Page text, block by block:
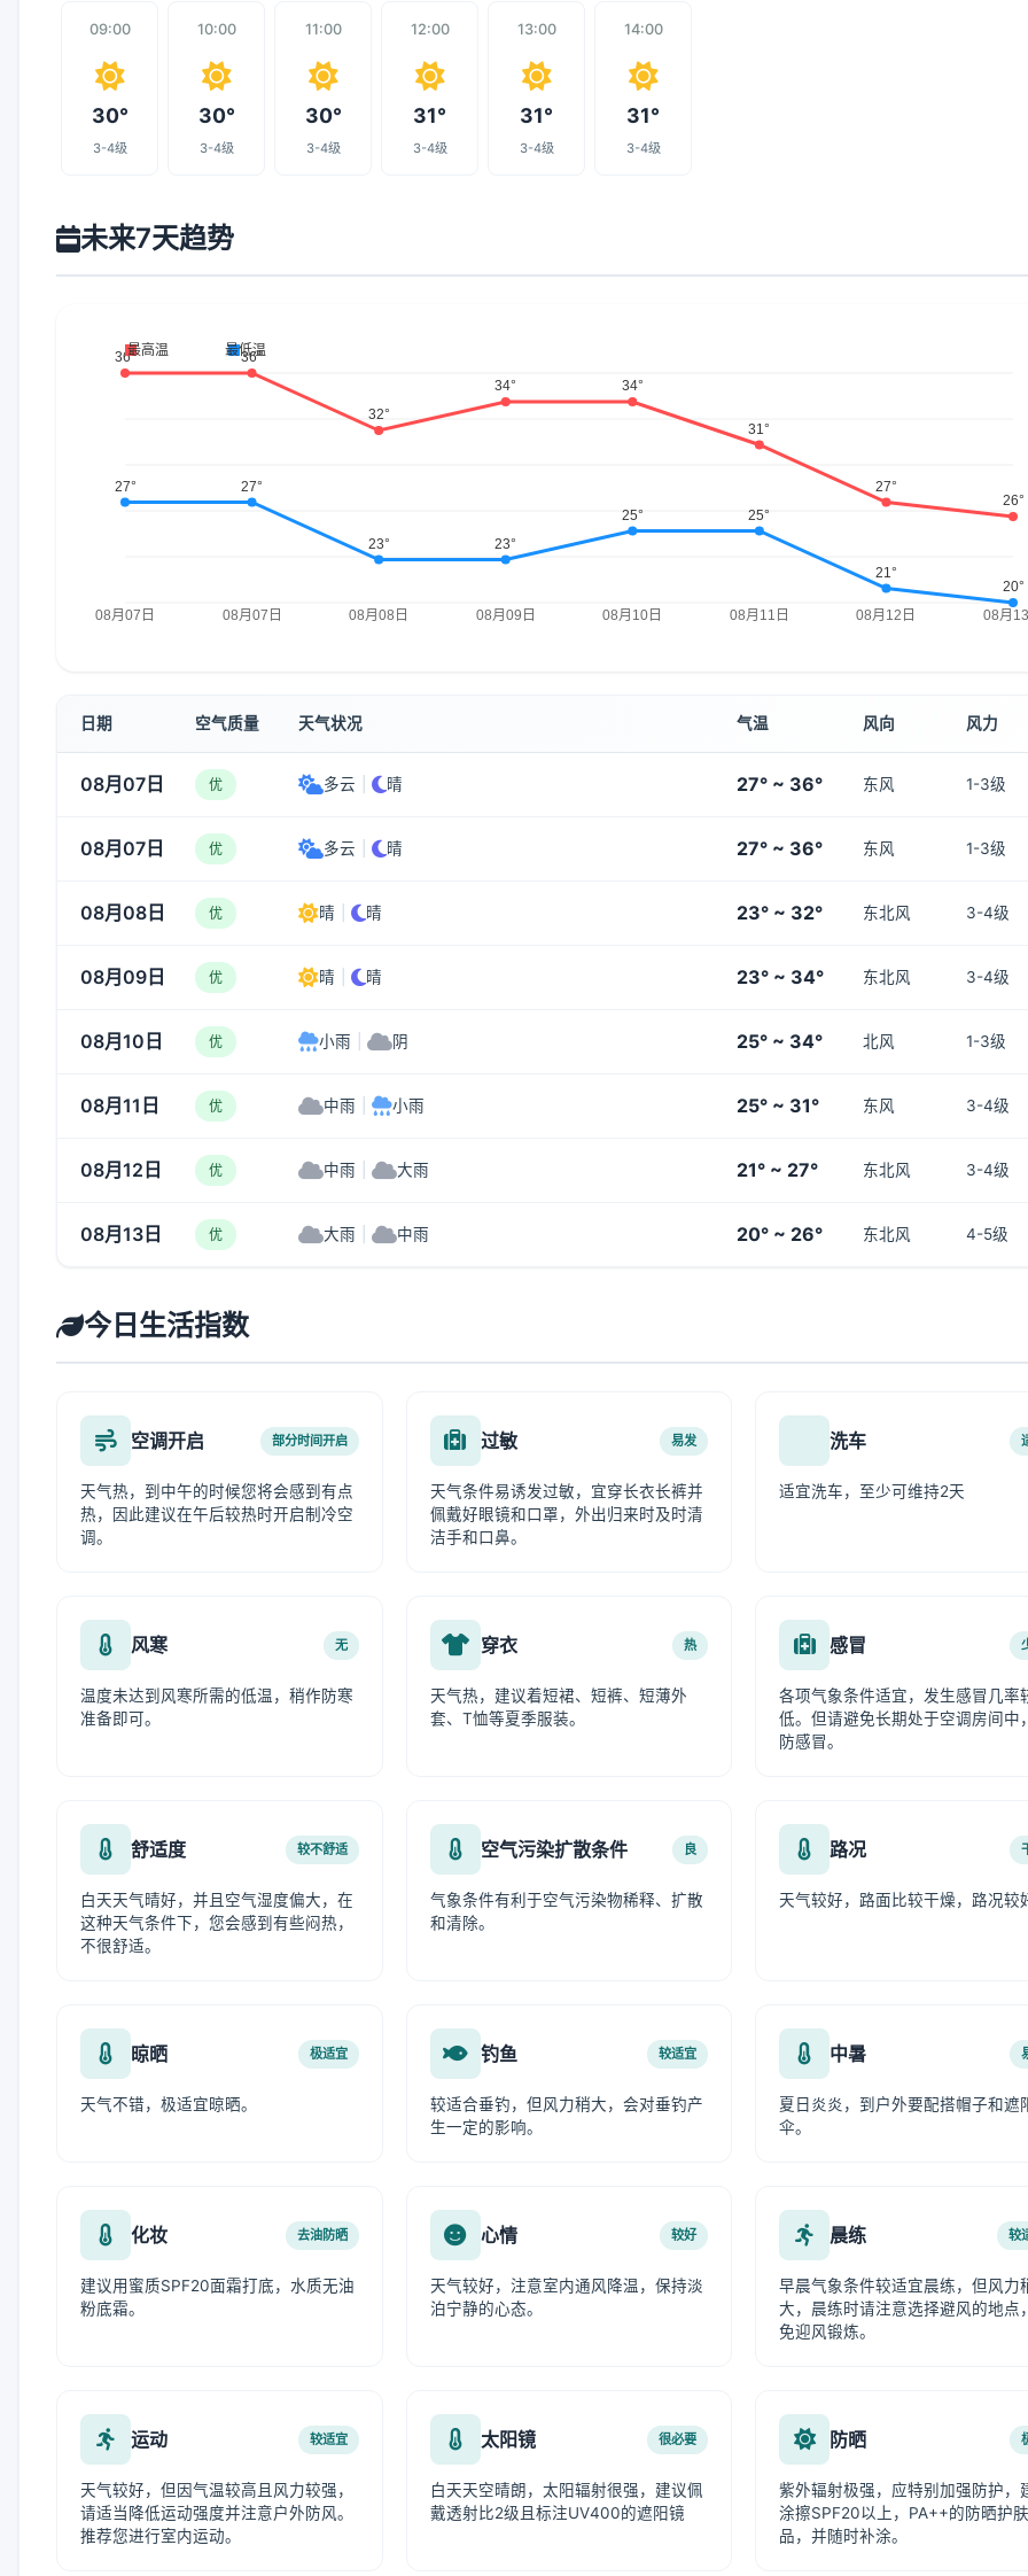
09:00
30°
3-4级
10:00
30°
3-4级
11:00
30°
3-4级
12:00
31°
3-4级
13:00
31°
3-4级
14:00
31°
3-4级
未来7天趋势
日期 空气质量 天气状况 气温 风向 风力
08月07日 优 多云 晴 27° ~ 36° 东风 1-3级
08月07日 优 多云 晴 27° ~ 36° 东风 1-3级
08月08日 优 晴 晴 23° ~ 32° 东北风 3-4级
08月09日 优 晴 晴 23° ~ 34° 东北风 3-4级
08月10日 优 小雨 阴 25° ~ 34° 北风 1-3级
08月11日 优 中雨 小雨 25° ~ 31° 东风 3-4级
08月12日 优 中雨 大雨 21° ~ 27° 东北风 3-4级
08月13日 优 大雨 中雨 20° ~ 26° 东北风 4-5级
今日生活指数
空调开启 部分时间开启
天气热，到中午的时候您将会感到有点
热，因此建议在午后较热时开启制冷空
调。
过敏 易发
天气条件易诱发过敏，宜穿长衣长裤并
佩戴好眼镜和口罩，外出归来时及时清
洁手和口鼻。
洗车
适宜洗车，至少可维持2天
风寒 无
温度未达到风寒所需的低温，稍作防寒
准备即可。
穿衣 热
天气热，建议着短裙、短裤、短薄外
套、T恤等夏季服装。
感冒
各项气象条件适宜，发生感冒几率
低。但请避免长期处于空调房间中
防感冒。
舒适度 较不舒适
白天天气晴好，并且空气湿度偏大，在
这种天气条件下，您会感到有些闷热，
不很舒适。
空气污染扩散条件 良
气象条件有利于空气污染物稀释、扩散
和清除。
路况
天气较好，路面比较干燥，路况较
晾晒 极适宜
天气不错，极适宜晾晒。
钓鱼 较适宜
较适合垂钓，但风力稍大，会对垂钓产
生一定的影响。
中暑
夏日炎炎，到户外要配搭帽子和遮
伞。
化妆 去油防晒
建议用蜜质SPF20面霜打底，水质无油
粉底霜。
心情 较好
天气较好，注意室内通风降温，保持淡
泊宁静的心态。
晨练 较
早晨气象条件较适宜晨练，但风力
大，晨练时请注意选择避风的地点
免迎风锻炼。
运动 较适宜
天气较好，但因气温较高且风力较强，
请适当降低运动强度并注意户外防风。
推荐您进行室内运动。
太阳镜 很必要
白天天空晴朗，太阳辐射很强，建议佩
戴透射比2级且标注UV400的遮阳镜
防晒
紫外辐射极强，应特别加强防护，
涂擦SPF20以上，PA++的防晒护
品，并随时补涂。